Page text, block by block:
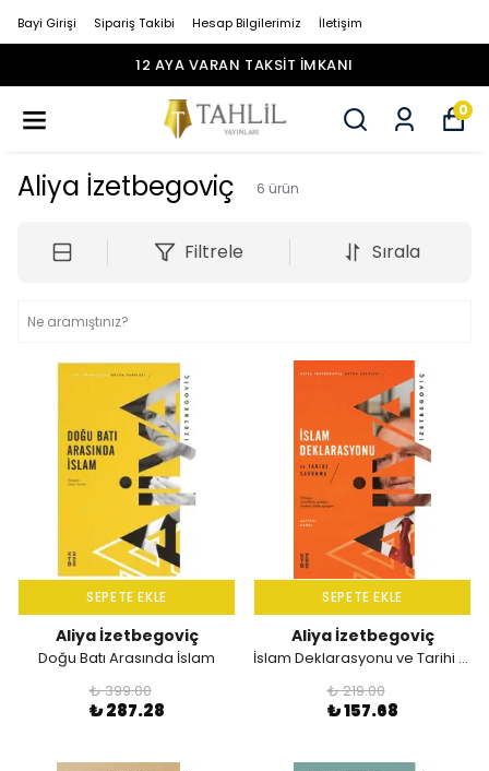
Bayi Girişi Sipariş Takibi Hesap Bilgilerimiz İletişim
12 AYA VARAN TAKSİT İMKANI
0
Aliya İzetbegoviç 6 ürün
Filtrele Sırala
SEPETE EKLE
Aliya İzetbegoviç
Doğu Batı Arasında İslam
₺ 399.00
₺ 287.28
SEPETE EKLE
Aliya İzetbegoviç
İslam Deklarasyonu ve Tarihi Savunma
₺ 219.00
₺ 157.68